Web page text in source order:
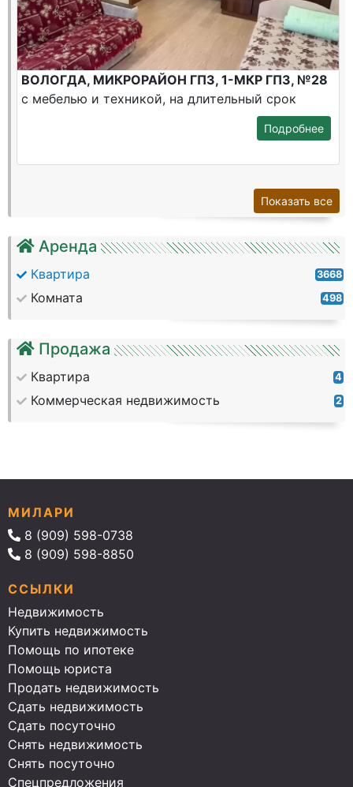
Аренда
Квартира 3668
Комната 498
Продажа
Квартира 4
Коммерческая недвижимость 2
ВОЛОГДА, МИКРОРАЙОН ГПЗ, 1-МКР ГПЗ, №28
с мебелью и техникой, на длительный срок
Подробнее
Показать все
МИЛАРИ
8 (909) 598-0738
8 (909) 598-8850
ССЫЛКИ
Недвижимость
Купить недвижимость
Помощь по ипотеке
Помощь юриста
Продать недвижимость
Сдать недвижимость
Сдать посуточно
Снять недвижимость
Снять посуточно
Спецпредложения